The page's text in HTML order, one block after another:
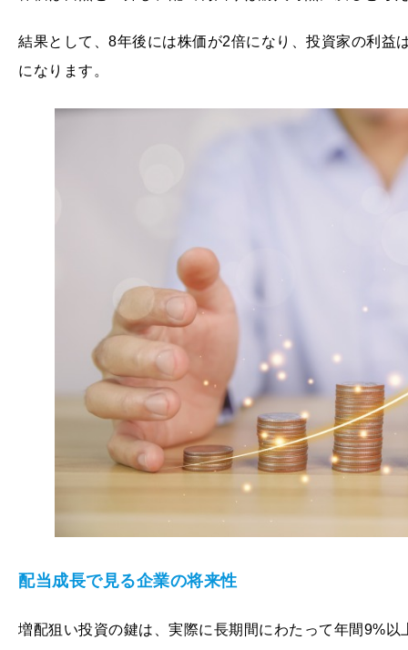
結果として、8年後には株価が2倍になり、投資家の利益
になります。
配当成長で見る企業の将来性
増配狙い投資の鍵は、実際に長期間にわたって年間9%